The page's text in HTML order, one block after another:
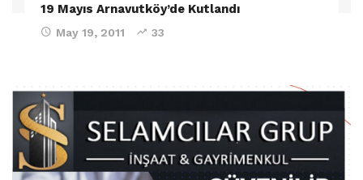
19 Mayıs Arnavutköy’de Kutlandı
May 19, 2011 33